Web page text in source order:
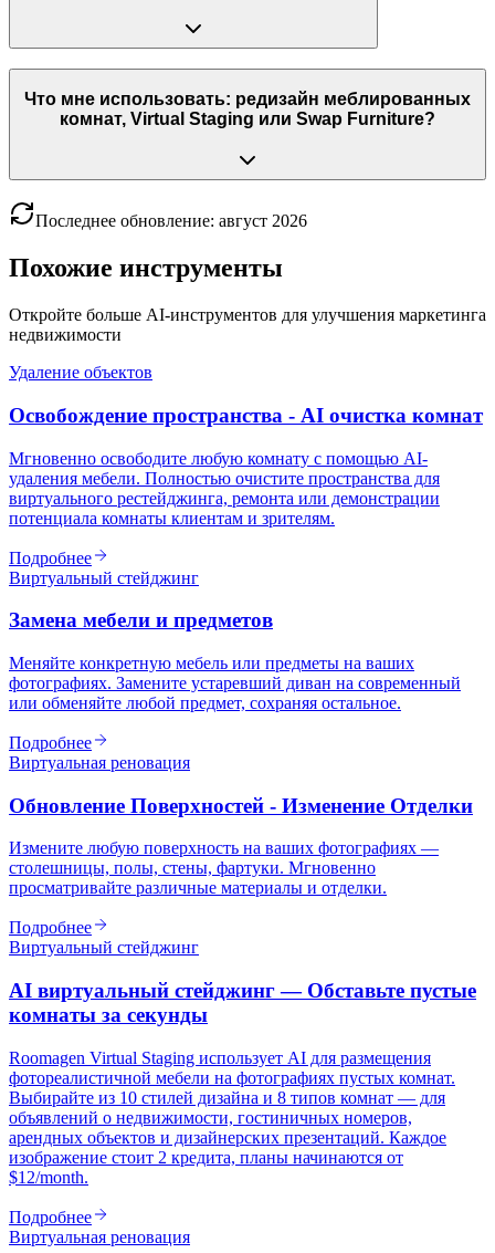
Что мне использовать: редизайн меблированных
комнат, Virtual Staging или Swap Furniture?
Последнее обновление: август 2026
Похожие инструменты
Откройте больше AI-инструментов для улучшения маркетинга
недвижимости
Удаление объектов
Освобождение пространства - AI очистка комнат
Мгновенно освободите любую комнату с помощью AI-
удаления мебели. Полностью очистите пространства для
виртуального рестейджинга, ремонта или демонстрации
потенциала комнаты клиентам и зрителям.
Подробнее
Виртуальный стейджинг
Замена мебели и предметов
Меняйте конкретную мебель или предметы на ваших
фотографиях. Замените устаревший диван на современный
или обменяйте любой предмет, сохраняя остальное.
Подробнее
Виртуальная реновация
Обновление Поверхностей - Изменение Отделки
Измените любую поверхность на ваших фотографиях —
столешницы, полы, стены, фартуки. Мгновенно
просматривайте различные материалы и отделки.
Подробнее
Виртуальный стейджинг
AI виртуальный стейджинг — Обставьте пустые
комнаты за секунды
Roomagen Virtual Staging использует AI для размещения
фотореалистичной мебели на фотографиях пустых комнат.
Выбирайте из 10 стилей дизайна и 8 типов комнат — для
объявлений о недвижимости, гостиничных номеров,
арендных объектов и дизайнерских презентаций. Каждое
изображение стоит 2 кредита, планы начинаются от
$12/month.
Подробнее
Виртуальная реновация